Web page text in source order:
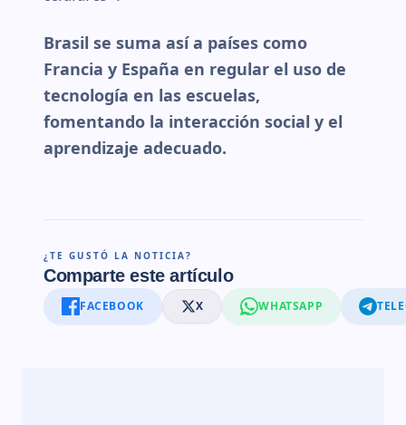
Brasil se suma así a países como
Francia y España en regular el uso de
tecnología en las escuelas,
fomentando la interacción social y el
aprendizaje adecuado.
¿TE GUSTÓ LA NOTICIA?
Comparte este artículo
FACEBOOK X WHATSAPP